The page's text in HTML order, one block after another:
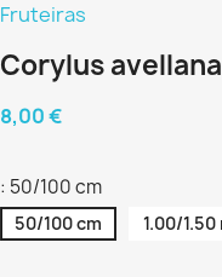
Fruteiras
Corylus avellana
8,00 €
: 50/100 cm
50/100 cm 1.00/1.50